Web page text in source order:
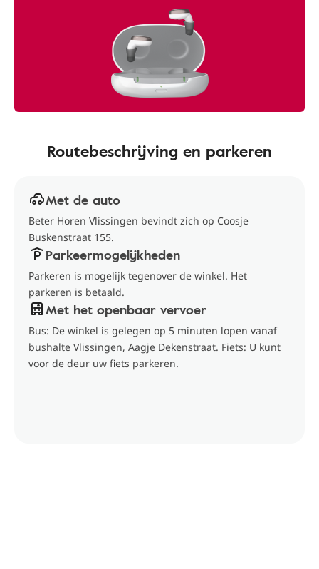
Routebeschrijving en parkeren
Met de auto
Beter Horen Vlissingen bevindt zich op Coosje
Buskenstraat 155.
Parkeermogelijkheden
Parkeren is mogelijk tegenover de winkel. Het
parkeren is betaald.
Met het openbaar vervoer
Bus: De winkel is gelegen op 5 minuten lopen vanaf
bushalte Vlissingen, Aagje Dekenstraat. Fiets: U kunt
voor de deur uw fiets parkeren.